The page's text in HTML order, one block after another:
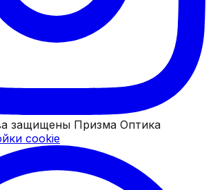
защищены Призма Оптика
cookie